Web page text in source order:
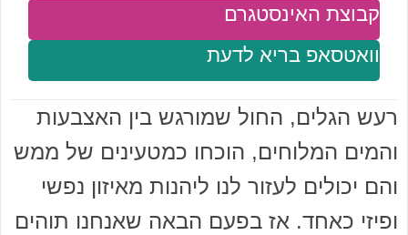
וואטסאפ בריא לדעת
קבוצת האינסטגרם
רעש הגלים, החול שמורגש בין האצבעות
והמים המלוחים, הוכחו כמטעינים של ממש
והם יכולים לעזור לנו ליהנות מאיזון נפשי
ופיזי כאחד. אז בפעם הבאה שאנחנו תוהים